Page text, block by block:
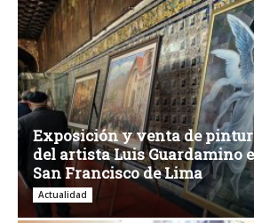
Exposición y venta de
del artista Luis Guardamino
San Francisco de Lima
Actualidad